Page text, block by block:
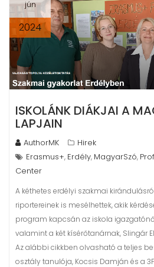
jún
2024
ISKOLÁNK DIÁKJAI A
LAPJAIN
AuthorMK
Hirek
Erasmus+, Erdély, MagyarSzó,
Center
A kéthetes erdélyi szakmai
riportereinek is mesélhettek, akik
program kapcsán az iskola
valamint a két kísérőtanárnak, Slingár
Az alábbi cikkben olvasható a teljes
osztály tanulója, Kocsis Damján és a